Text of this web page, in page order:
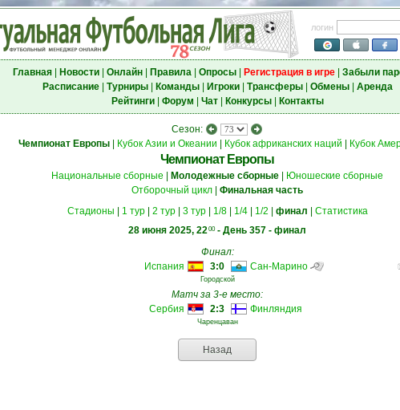
логин
Главная| Новости| Онлайн| Правила| Опросы| Регистрация в игре| Забыли
Расписание| Турниры| Команды| Игроки| Трансферы| Обмены| Аренда
Рейтинги| Форум Чат| Конкурсы| Контакты
Сезон:
Чемпионат Европы| Кубок Азии и Океании Кубок африканских наций Кубок
Чемпионат Европы
Национальные сборные Молодежные сборные
Юношеские сборные
Отборочный цикл
Финальная часть
Стадионы
1 тур| 2 тур| 3 тур| 1/8| 1/4| 1/2 финал
Статистика
28 июня 2025, 2200- День 357 - финал
Финал:
Испания
3:0 Сан-Марино
Городской
Матч за 3-е место:
Сербия
2:3 Финляндия
Чаренцаван
Назад